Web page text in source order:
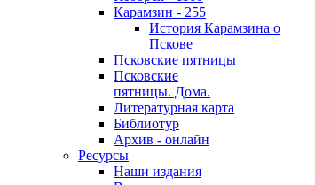
Карамзин - 255
История Карамзина о
Пскове
Псковские пятницы
Псковские
пятницы. Дома.
Литературная карта
Библиотур
Архив - онлайн
Ресурсы
Наши издания